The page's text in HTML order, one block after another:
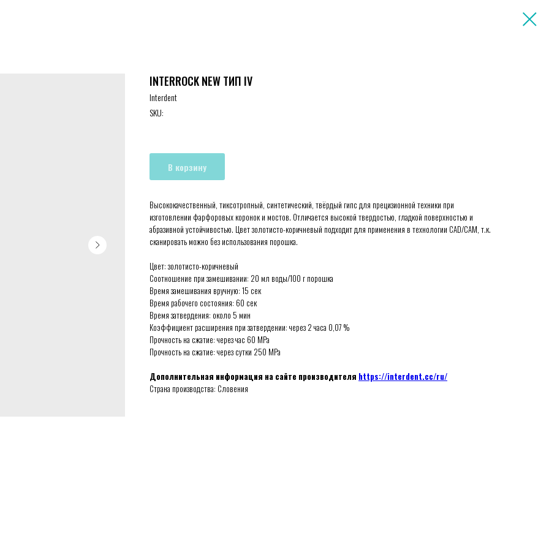
INTERROCK NEW ТИП IV
Interdent
SKU:
В корзину
Высококачественный, тиксотропный, синтетический, твёрдый гипс для прецизионной техники при
изготовлении фарфоровых коронок и мостов. Отличается высокой твердостью, гладкой поверхностью и
абразивной устойчивостью. Цвет золотисто-коричневый подходит для применения в технологии CAD/CAM, т.к.
сканировать можно без использования порошка.
Цвет: золотисто-коричневый
Соотношение при замешивании: 20 мл воды/100 г порошка
Время замешивания вручную: 15 сек
Время рабочего состояния: 60 сек
Время затвердения: около 5 мин
Коэффициент расширения при затвердении: через 2 часа 0,07 %
Прочность на сжатие: через час 60 МРа
Прочность на сжатие: через сутки 250 МРа
Дополнительная информация на сайте производителя https://interdent.cc/ru/
Страна производства: Словения